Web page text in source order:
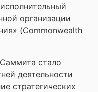
организации
(Commonwealth
стало
деятельности
стратегических